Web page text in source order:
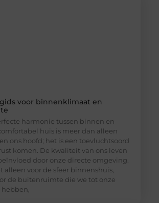
voor binnenklimaat en
harmonie tussen binnen en
huis is meer dan alleen
ons hoofd; het is een toevluchtsoord
komen. De kwaliteit van ons leven
door onze directe omgeving.
alleen voor de sfeer binnenshuis,
de buitenruimte die we tot onze